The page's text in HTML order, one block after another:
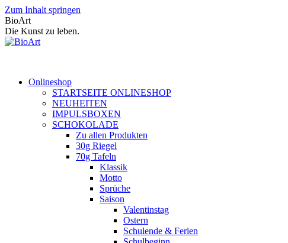
Zum Inhalt springen
BioArt
Die Kunst zu leben.
Onlineshop
STARTSEITE ONLINESHOP
NEUHEITEN
IMPULSBOXEN
SCHOKOLADE
Zu allen Produkten
30g Riegel
70g Tafeln
Klassik
Motto
Sprüche
Saison
Valentinstag
Ostern
Schulende & Ferien